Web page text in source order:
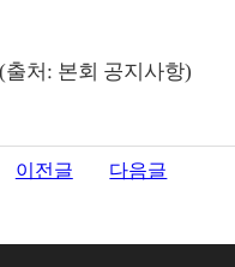
(출처: 본회 공지사항)
이전글 다음글